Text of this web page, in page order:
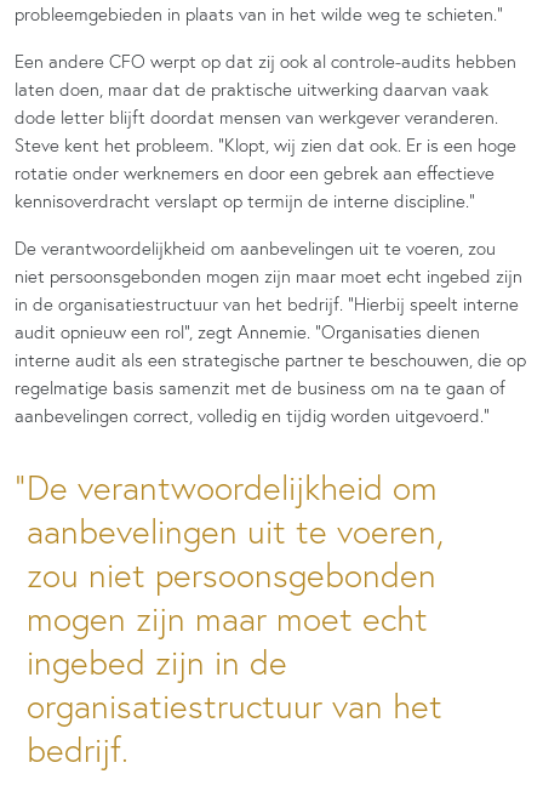
probleemgebieden in plaats van in het wilde weg te schieten.”
Een andere CFO werpt op dat zij ook al controle-audits hebben
laten doen, maar dat de praktische uitwerking daarvan vaak
dode letter blijft doordat mensen van werkgever veranderen.
Steve kent het probleem. “Klopt, wij zien dat ook. Er is een hoge
rotatie onder werknemers en door een gebrek aan effectieve
kennisoverdracht verslapt op termijn de interne discipline.”
De verantwoordelijkheid om aanbevelingen uit te voeren, zou
niet persoonsgebonden mogen zijn maar moet echt ingebed zijn
in de organisatiestructuur van het bedrijf. “Hierbij speelt interne
audit opnieuw een rol”, zegt Annemie. “Organisaties dienen
interne audit als een strategische partner te beschouwen, die op
regelmatige basis samenzit met de business om na te gaan of
aanbevelingen correct, volledig en tijdig worden uitgevoerd.”
De verantwoordelijkheid om
aanbevelingen uit te voeren,
zou niet persoonsgebonden
mogen zijn maar moet echt
ingebed zijn in de
organisatiestructuur van het
bedrijf.